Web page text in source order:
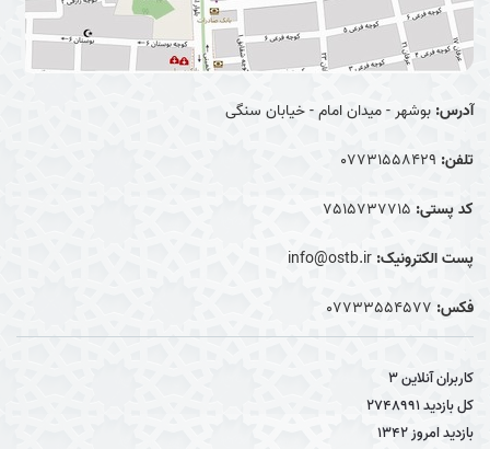
آدرس: بوشهر - میدان امام - خیابان سنگی
تلفن: 07731558429
کد پستی: 7515737715
پست الکترونیک: info@ostb.ir
فکس: 07733554577
کاربران آنلاین3
کل بازدید2748991
بازدید امروز1342